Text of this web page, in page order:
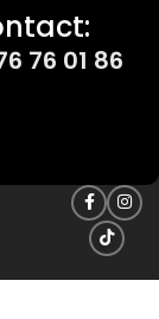
76 01 86